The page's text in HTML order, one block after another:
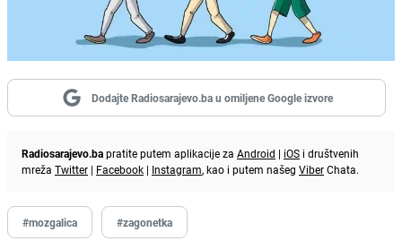
Dodajte Radiosarajevo.ba u omiljene Google izvore
Radiosarajevo.bapratite putem aplikacije za Android | iOS i društvenih
mreža Twitter | Facebook | Instagram, kao i putem našeg ViberChata.
#mozgalica #zagonetka